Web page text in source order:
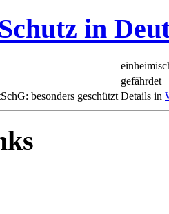
in
gefährdet
besonders geschützt Details in